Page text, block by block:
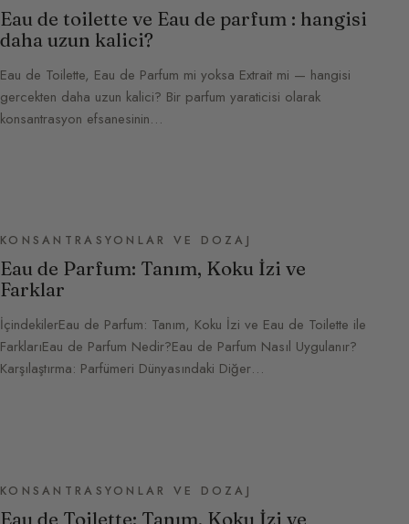
Eau de toilette ve Eau de parfum : hangisi
daha uzun kalici?
Eau de Toilette, Eau de Parfum mi yoksa Extrait mi — hangisi
gercekten daha uzun kalici? Bir parfum yaraticisi olarak
konsantrasyon efsanesinin…
KONSANTRASYONLAR VE DOZAJ
Eau de Parfum: Tanım, Koku İzi ve
Farklar
İçindekilerEau de Parfum: Tanım, Koku İzi ve Eau de Toilette ile
FarklarıEau de Parfum Nedir?Eau de Parfum Nasıl Uygulanır?
Karşılaştırma: Parfümeri Dünyasındaki Diğer…
KONSANTRASYONLAR VE DOZAJ
Eau de Toilette: Tanım, Koku İzi ve